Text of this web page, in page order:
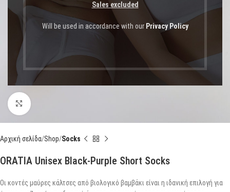
Sales excluded
Will be used in accordance with our Privacy Policy
Click to enlarge
Αρχική σελίδα Shop Socks
ORATIA Unisex Black-Purple Short Socks
Οι κοντές μαύρες κάλτσες από βιολογικό βαμβάκι είναι η ιδανική επιλογή για